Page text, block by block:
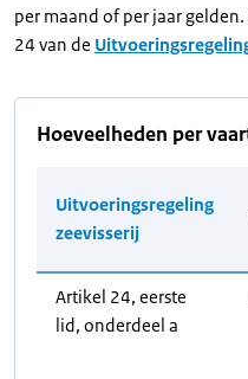
per maand of per jaar
24 van de
Hoeveelheden per
Uitvoeringsregeling
zeevisserij
Artikel 24, eerste
lid, onderdeel a